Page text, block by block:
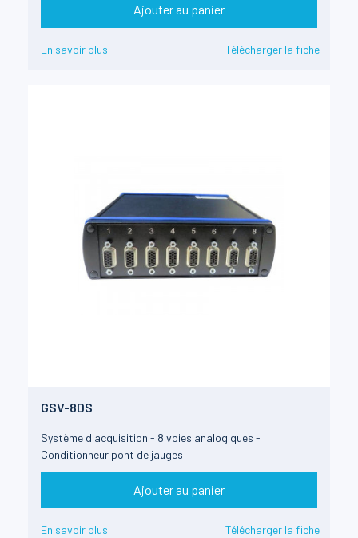
Ajouter au panier
En savoir plus Télécharger la fiche
GSV-8DS
Système d'acquisition - 8 voies analogiques -
Conditionneur pont de jauges
Ajouter au panier
En savoir plus Télécharger la fiche